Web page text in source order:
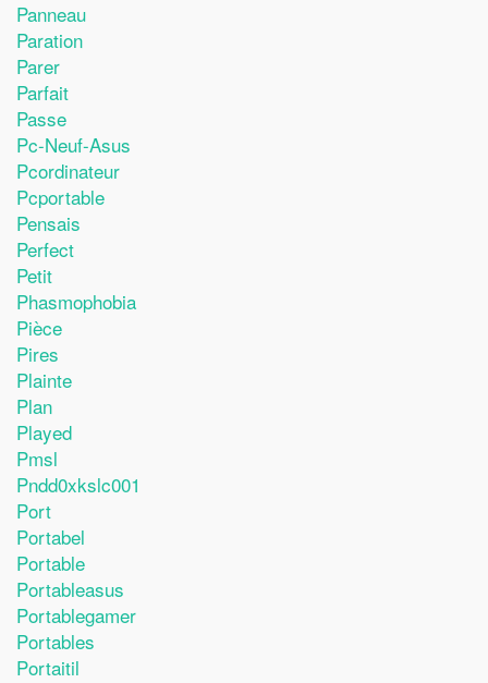
Panneau
Paration
Parer
Parfait
Passe
Pc-Neuf-Asus
Pcordinateur
Pcportable
Pensais
Perfect
Petit
Phasmophobia
Pièce
Pires
Plainte
Plan
Played
Pmsl
Pndd0xkslc001
Port
Portabel
Portable
Portableasus
Portablegamer
Portables
Portaitil